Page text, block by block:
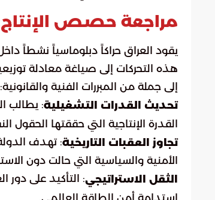
مراجعة حصص الإنتاج:
يقود العراق حراكاً دبلوماسياً نشطاً
هذه التحركات إلى صياغة معادلة
إلى جملة من المبررات الفنية والقانونية:
تحديث القدرات التشغيلية: يطالب
القدرة الإنتاجية التي حققتها الحقول
تجاوز العقبات التاريخية: تهدف
الأمنية والسياسية التي حالت دون
الثقل الاستراتيجي: التأكيد على دور
استدامة أمن الطاقة العالمي.